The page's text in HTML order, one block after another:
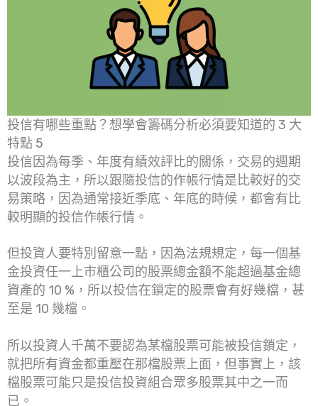
投信有哪些重點？想學會籌碼分析必須要知道的 3 大
特點 5
投信因為每季、年度有績效評比的關係，交易的週期
以波段為主，所以跟隨投信的作帳行情是比較好的交
易策略，因為通常接近季底、年底的時候，都會有比
較明顯的投信作帳行情。
但投資人要特別留意一點，因為法規規定，每一個基
金投資任一上市櫃公司的股票總金額不能超過基金總
資產的 10 %，所以投信在鎖定的股票會有好幾檔，甚
至是 10 幾檔。
所以投資人千萬不要認為某檔股票可能被投信鎖定，
就把所有資金都重壓在那檔股票上面，但事實上，該
檔股票可能只是投信投資組合眾多股票其中之一而
已。